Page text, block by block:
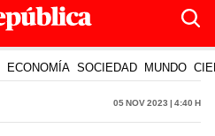
ECONOMÍA SOCIEDAD MUNDO
05 Nov 2023 | 4:40 h